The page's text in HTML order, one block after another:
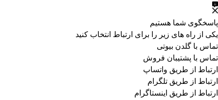
پاسخگوی شما هستیم
یکی از راه های زیر را برای ارتباط انتخاب کنید
تماس با گلدن بیوتی
تماس با پشتیبان فروش
ارتباط از طریق واتساپ
ارتباط از طریق تلگرام
ارتباط از طریق اینستاگرام